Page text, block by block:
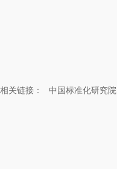
相关链接： 中国标准化研究院